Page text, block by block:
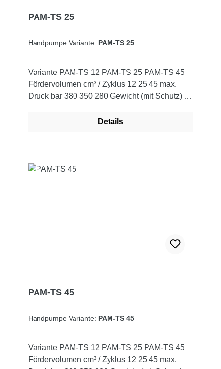
PAM-TS 25
Handpumpe Variante: PAM-TS 25
Variante PAM-TS 12 PAM-TS 25 PAM-TS 45
Fördervolumen cm³ / Zyklus 12 25 45 max.
Druck bar 380 350 280 Gewicht (mit Schutz) kg
Details
PAM-TS 45
Handpumpe Variante: PAM-TS 45
Variante PAM-TS 12 PAM-TS 25 PAM-TS 45
Fördervolumen cm³ / Zyklus 12 25 45 max.